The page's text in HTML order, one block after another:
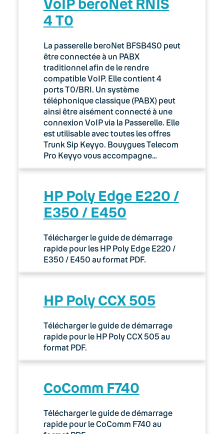
4 T0
La passerelle beroNet BFSB4S0 peut
être connectée à un PABX
traditionnel afin de le rendre
compatible VoIP. Elle contient 4
ports T0/BRI. Un système
téléphonique classique (PABX) peut
ainsi être aisément connecté à une
connexion VoIP via la Passerelle. Elle
est utilisable avec toutes les offres
Trunk Sip Keyyo. Bouygues Telecom
Pro Keyyo vous accompagne…
HP Poly Edge E220 /
E350 / E450
Télécharger le guide de démarrage
rapide pour les HP Poly Edge E220 /
E350 / E450 au format PDF.
HP Poly CCX 505
Télécharger le guide de démarrage
rapide pour le HP Poly CCX 505 au
format PDF.
CoComm F740
Télécharger le guide de démarrage
rapide pour le CoComm F740 au